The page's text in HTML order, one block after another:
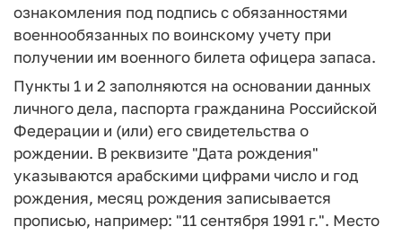
ознакомления под подпись с обязанностями
военнообязанных по воинскому учету при
получении им военного билета офицера запаса.
Пункты 1 и 2 заполняются на основании данных
личного дела, паспорта гражданина Российской
Федерации и (или) его свидетельства о
рождении. В реквизите "Дата рождения"
указываются арабскими цифрами число и год
рождения, месяц рождения записывается
прописью, например: "11 сентября 1991 г.". Место